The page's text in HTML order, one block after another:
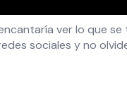
ver lo que
sociales y no